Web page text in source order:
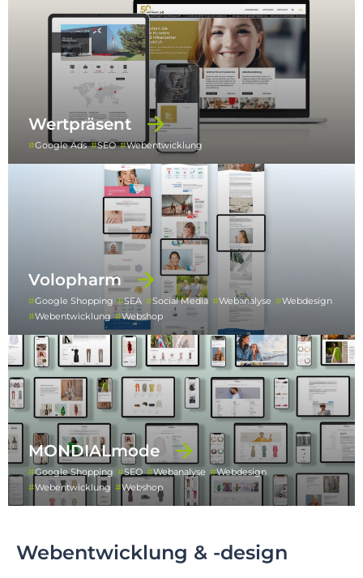
Wertpräsent
Google Ads SEO Webentwicklung
Volopharm
Google Shopping SEA Social Media Webanalyse
Webdesign
Webentwicklung
Webshop
MONDIALmode
Google Shopping SEO Webanalyse
Webdesign
Webentwicklung
Webshop
Webentwicklung & -design